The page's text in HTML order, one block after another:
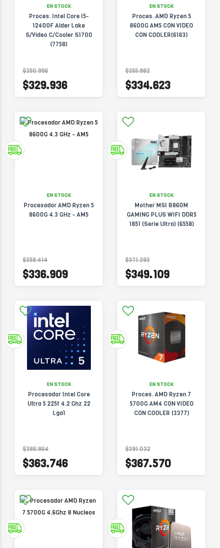
EN STOCK
Proces. Intel Core I5-
12400F Alder Lake
S/Video C/Cooler S1700
(7758)
$350.996
$329.936
EN STOCK
Proces. AMD Ryzen 5
8600G AM5 CON VIDEO
CON COOLER(6163)
$355.982
$334.623
EN STOCK
Procesador AMD Ryzen 5
8600G 4.3 GHz - AM5
$358.414
$336.909
EN STOCK
Mother MSI B860M
GAMING PLUS WIFI DDR5
1851 (Serie Ultra) (6558)
$371.393
$349.109
EN STOCK
Procesador Intel Core
Ultra 5 225f 4.2 Ghz 22
Lga1
$386.964
$363.746
EN STOCK
Proces. AMD Ryzen 7
5700G AM4 CON VIDEO
CON COOLER (3377)
$391.032
$367.570